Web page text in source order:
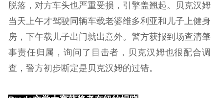
脱落，对方车头也严重受损，引擎盖翘起。贝克汉姆
当天上午才驾驶同辆车载老婆维多利亚和儿子上健身
房，下午载儿子出门就出意外。警方获报到场查清肇
事责任归属，询问了目击者，贝克汉姆也很配合调
查，警方初步断定是贝克汉姆的过错。